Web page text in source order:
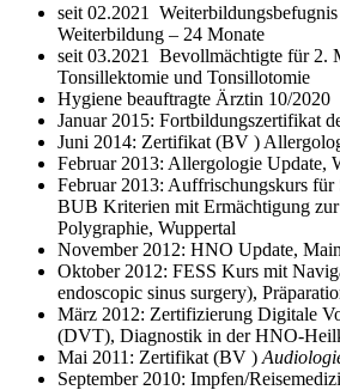
seit 02.2021
Weiterbildung – 24 Monate
seit 03.2021 Bevollmächtigte für 2.
Tonsillektomie und Tonsillotomie
Hygiene beauftragte Ärztin 10/2020
Januar 2015: Fortbildungszertifikat
Juni 2014: Zertifikat (BV )
Februar 2013: Allergologie Update,
Februar 2013: Auffrischungskurs für
BUB Kriterien mit Ermächtigung zur
Polygraphie, Wuppertal
November 2012: HNO Update,
Oktober 2012: FESS Kurs mit
endoscopic sinus surgery),
März 2012: Zertifizierung Digitale
(DVT), Diagnostik in der HNO-
Mai 2011: Zertifikat (BV )
September 2010: Impfen/